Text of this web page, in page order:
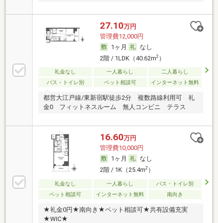
27.10万円
管理費12,000円
1ヶ月
なし
2階 / 1LDK（40.62m2）
礼金なし 一人暮らし
二人暮らし
バス・トイレ別
ペット相談可 インターネット無料
都営大江戸線/東新宿駅徒歩2分 複数路線利用可 礼
金0 フィットネスルーム 無人コンビニ テラス
16.60万円
管理費10,000円
1ヶ月
なし
2階 / 1K（25.4m2）
礼金なし 一人暮らし
バス・トイレ別
ペット相談可
インターネット無料 南向き
★礼金0円★南向き★ペット相談可★共有設備充実
★WIC★